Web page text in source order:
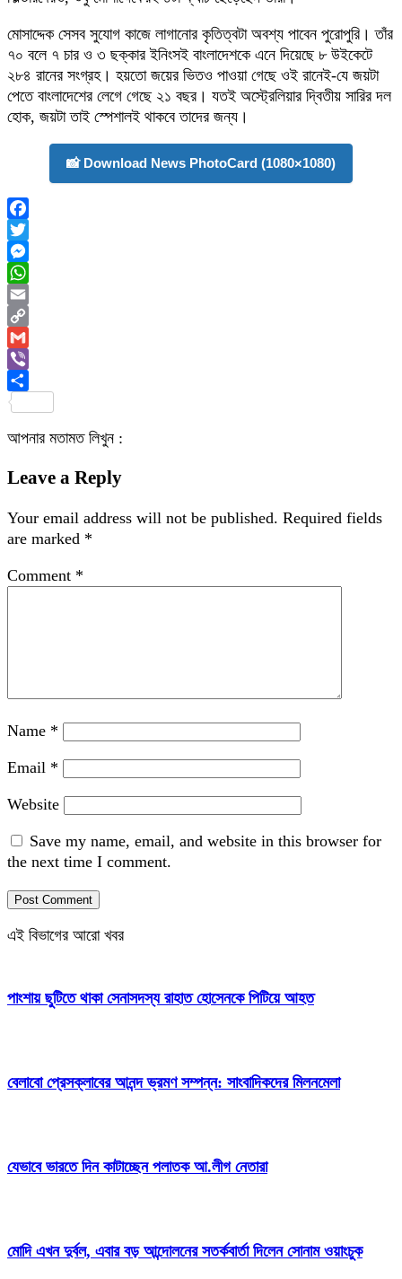
মোসাদ্দেক সেসব সুযোগ কাজে লাগানোর কৃতিত্বটা অবশ্য পাবেন পুরোপুরি। তাঁর
৭০ বলে ৭ চার ও ৩ ছক্কার ইনিংসই বাংলাদেশকে এনে দিয়েছে ৮ উইকেটে
২৮৪ রানের সংগ্রহ। হয়তো জয়ের ভিতও পাওয়া গেছে ওই রানেই-যে জয়টা
পেতে বাংলাদেশের লেগে গেছে ২১ বছর। যতই অস্ট্রেলিয়ার দ্বিতীয় সারির দল
হোক, জয়টা তাই স্পেশালই থাকবে তাদের জন্য।
📸 Download News PhotoCard (1080×1080)
Facebook
Twitter
Messenger
WhatsApp
Email
Copy
Link
Gmail
Viber
আপনার মতামত লিখুন :
Leave a Reply
Your email address will not be published. Required fields
are marked *
Comment *
Name *
Email *
Website
Save my name, email, and website in this browser for
the next time I comment.
এই বিভাগের আরো খবর
পাংশায় ছুটিতে থাকা সেনাসদস্য রাহাত হোসেনকে পিটিয়ে আহত
বেলাবো প্রেসক্লাবের আনন্দ ভ্রমণ সম্পন্ন: সাংবাদিকদের মিলনমেলা
যেভাবে ভারতে দিন কাটাচ্ছেন পলাতক আ.লীগ নেতারা
মোদি এখন দুর্বল, এবার বড় আন্দোলনের সতর্কবার্তা দিলেন সোনাম ওয়াংচুক